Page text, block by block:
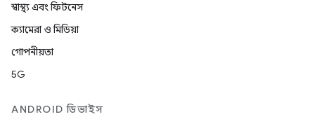
স্বাস্থ্য এবং ফিটনেস
ক্যামেরা ও মিডিয়া
গোপনীয়তা
5G
ANDROID ডিভাইস